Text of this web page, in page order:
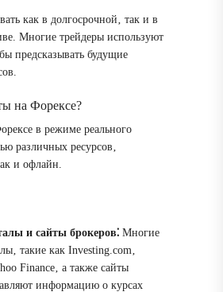
как в долгосрочной‚ так и в
Многие трейдеры используют
предсказывать будущие
на Форексе?
в режиме реального
различных ресурсов‚
и офлайн.
и сайты брокеров⁚ Многие
такие как Investing.com‚
Finance‚ а также сайты
информацию о курсах